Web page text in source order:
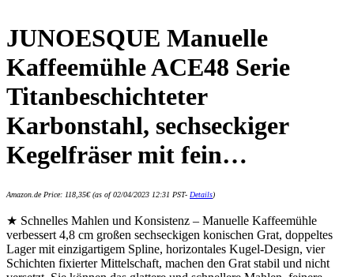
JUNOESQUE Manuelle
Kaffeemühle ACE48 Serie
Titanbeschichteter
Karbonstahl, sechseckiger
Kegelfräser mit fein…
Amazon.de Price: 118,35€(as of 02/04/2023 12:31 PST- Details)
★ Schnelles Mahlen und Konsistenz – Manuelle Kaffeemühle
verbessert 4,8 cm großen sechseckigen konischen Grat, doppeltes
Lager mit einzigartigem Spline, horizontales Kugel-Design, vier
Schichten fixierter Mittelschaft, machen den Grat stabil und nicht